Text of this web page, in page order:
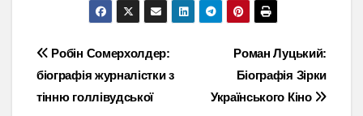
Навігація
записів
Роман Луцький:
Біографія Зірки
Українського Кіно
Робін Сомерхолдер:
біографія журналістки з
тінню голлівудської